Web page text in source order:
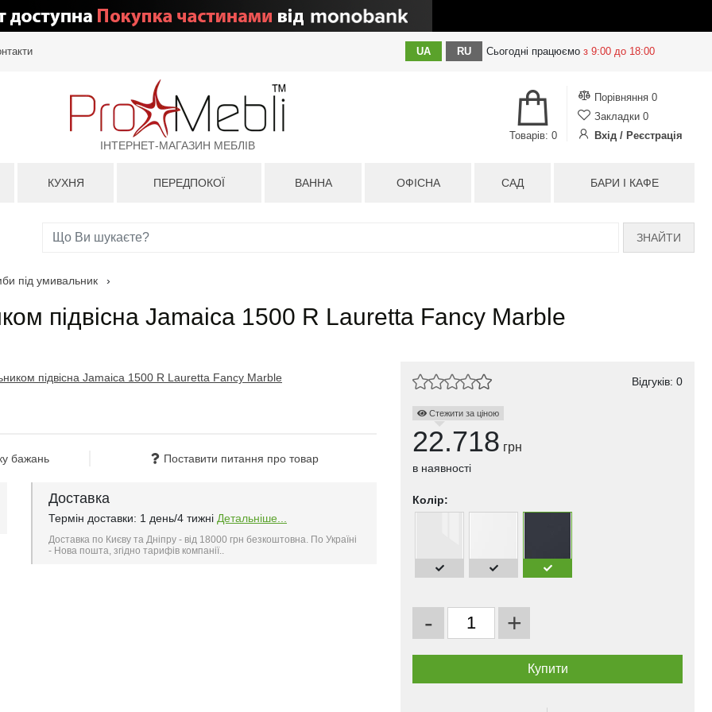
UA RU Сьогодні працюємо з 9:00 до 18:00
ІНТЕРНЕТ-МАГАЗИН МЕБЛІВ
Порівняння 0
Закладки 0
Вхід / Реєстрація
Товарів: 0
КУХНЯ ПЕРЕДПОКОЇ ВАННА ОФІСНА САД БАРИ І КАФЕ
ЗНАЙТИ
під умивальник ›
підвісна Jamaica 1500 R Lauretta Fancy Marble
бажань Поставити питання про товар
Доставка
Термін доставки: 1 день/4 тижні Детальніше...
Доставка по Києву та Дніпру - від 18000 грн безкоштовна. По Україні
- Нова пошта, згідно тарифів компанії..
Відгуків: 0
Стежити за ціною
22.718 грн
в наявності
Колір:
- +